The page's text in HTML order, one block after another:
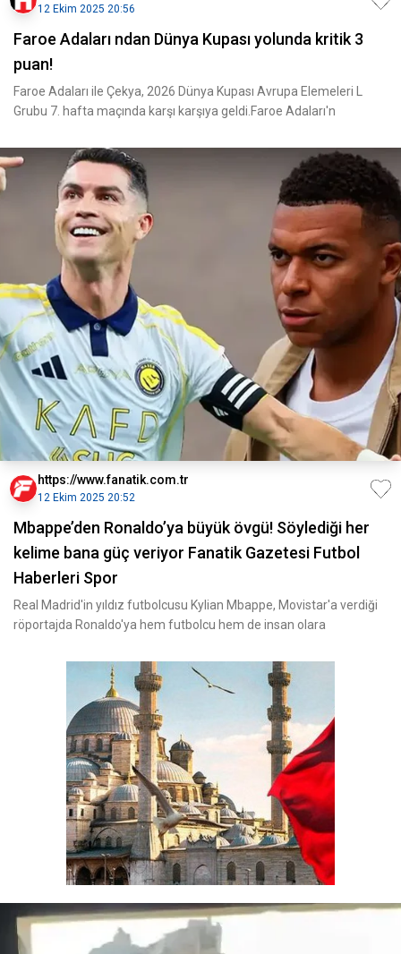
12 Ekim 2025 20:56
Faroe Adaları ndan Dünya Kupası yolunda kritik 3
puan!
Faroe Adaları ile Çekya, 2026 Dünya Kupası Avrupa Elemeleri L
Grubu 7. hafta maçında karşı karşıya geldi.Faroe Adaları'n
https://www.fanatik.com.tr
12 Ekim 2025 20:52
Mbappe’den Ronaldo’ya büyük övgü! Söylediği her
kelime bana güç veriyor Fanatik Gazetesi Futbol
Haberleri Spor
Real Madrid'in yıldız futbolcusu Kylian Mbappe, Movistar'a verdiği
röportajda Ronaldo'ya hem futbolcu hem de insan olara